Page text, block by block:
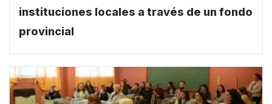
instituciones locales a través de un fondo
provincial